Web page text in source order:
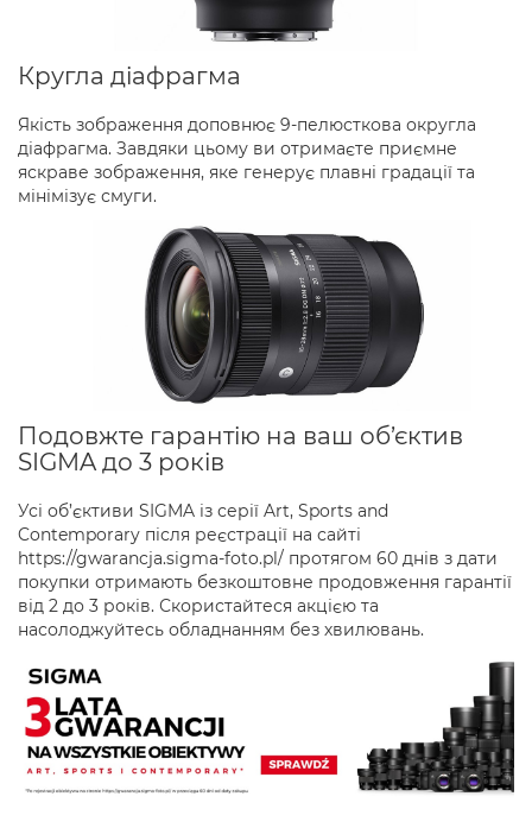
Кругла діафрагма
Якість зображення доповнює 9-пелюсткова округла
діафрагма. Завдяки цьому ви отримаєте приємне
яскраве зображення, яке генерує плавні градації та
мінімізує смуги.
Подовжте гарантію на ваш об’єктив
SIGMA до 3 років
Усі об’єктиви SIGMA із серії Art, Sports and
Contemporary після реєстрації на сайті
https://gwarancja.sigma-foto.pl/ протягом 60 днів з дати
покупки отримають безкоштовне продовження гарантії
від 2 до 3 років. Скористайтеся акцією та
насолоджуйтесь обладнанням без хвилювань.